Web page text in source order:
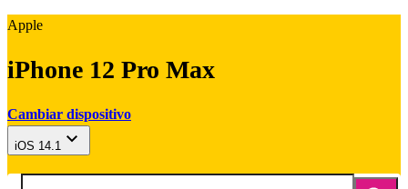
Apple
iPhone 12 Pro Max
Cambiar dispositivo
iOS 14.1